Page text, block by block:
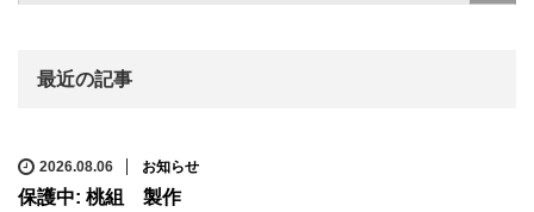
最近の記事
2026.08.06 お知らせ
保護中: 桃組 製作